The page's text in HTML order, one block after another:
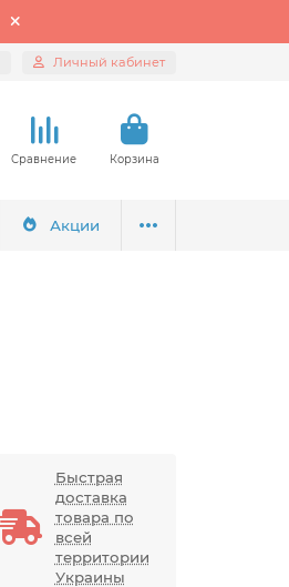
Личный кабинет
Сравнение Корзина
Акции
Быстрая
доставка
товара по
всей
территории
Украины